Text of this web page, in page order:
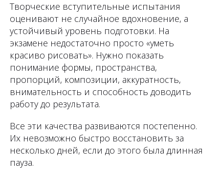
Творческие вступительные испытания
оценивают не случайное вдохновение, а
устойчивый уровень подготовки. На
экзамене недостаточно просто «уметь
красиво рисовать». Нужно показать
понимание формы, пространства,
пропорций, композиции, аккуратность,
внимательность и способность доводить
работу до результата.
Все эти качества развиваются постепенно.
Их невозможно быстро восстановить за
несколько дней, если до этого была длинная
пауза.